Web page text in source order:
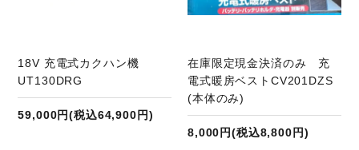
18V 充電式カクハン機
UT130DRG
59,000円(税込64,900円)
在庫限定現金決済のみ 充
電式暖房ベストCV201DZS
(本体のみ)
8,000円(税込8,800円)